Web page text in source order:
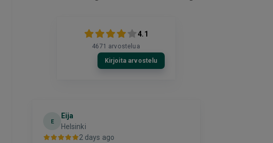
4.1
4671 arvostelua
Kirjoita arvostelu
E
Eija
Helsinki
2 days ago